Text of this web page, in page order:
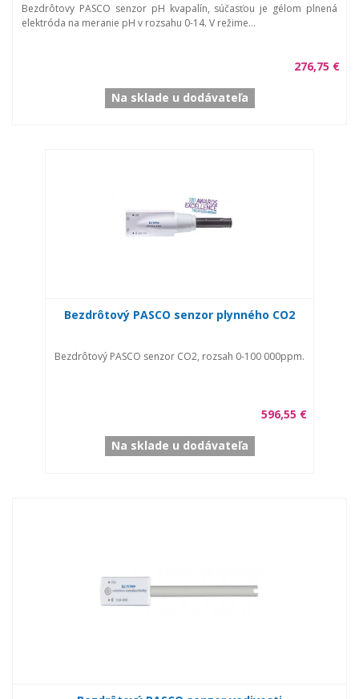
Bezdrôtovy PASCO senzor pH kvapalín, súčasťou je gélom plnená
elektróda na meranie pH v rozsahu 0-14. V režime...
276,75 €
Na sklade u dodávateľa
Bezdrôtový PASCO senzor plynného CO2
Bezdrôtový PASCO senzor CO2, rozsah 0-100 000ppm.
596,55 €
Na sklade u dodávateľa